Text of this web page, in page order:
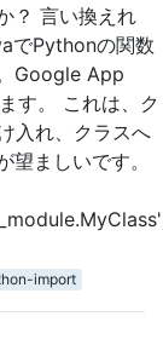
？ 言い換えれ
でPythonの関数
Google App
す。 これは、ク
入れ、クラスへ
ましいです。
import